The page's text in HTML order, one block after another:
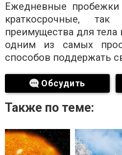
Ежедневные
краткосрочные,
преимущества для тела
одним из самых
способов поддержать
Обсудить
Также по теме: